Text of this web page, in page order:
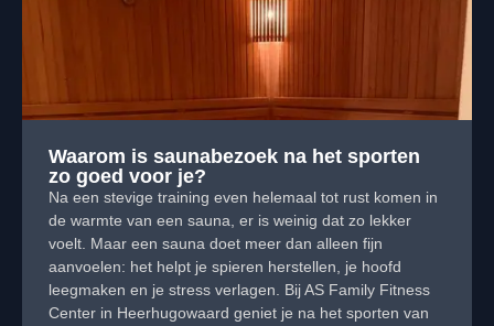
Waarom is saunabezoek na het sporten
zo goed voor je?
Na een stevige training even helemaal tot rust komen in
de warmte van een sauna, er is weinig dat zo lekker
voelt. Maar een sauna doet meer dan alleen fijn
aanvoelen: het helpt je spieren herstellen, je hoofd
leegmaken en je stress verlagen. Bij AS Family Fitness
Center in Heerhugowaard geniet je na het sporten van